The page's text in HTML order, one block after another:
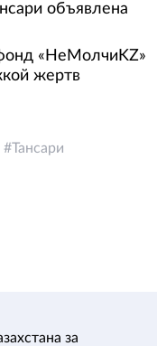
объявлена
«НеМолчиKZ»
жертв
Тансари
за